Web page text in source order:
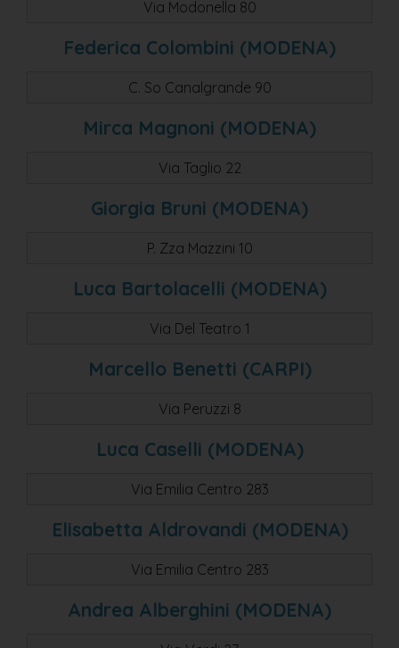
Via Modonella 80
Federica Colombini (MODENA)
C. So Canalgrande 90
Mirca Magnoni (MODENA)
Via Taglio 22
Giorgia Bruni (MODENA)
P. Zza Mazzini 10
Luca Bartolacelli (MODENA)
Via Del Teatro 1
Marcello Benetti (CARPI)
Via Peruzzi 8
Luca Caselli (MODENA)
Via Emilia Centro 283
Elisabetta Aldrovandi (MODENA)
Via Emilia Centro 283
Andrea Alberghini (MODENA)